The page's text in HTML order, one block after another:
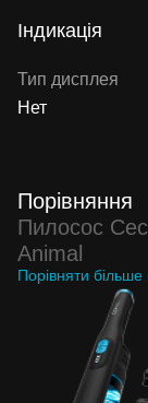
Індикація
Тип дисплея
Нет
Порівняння
Пилосос
Animal
Порівняти